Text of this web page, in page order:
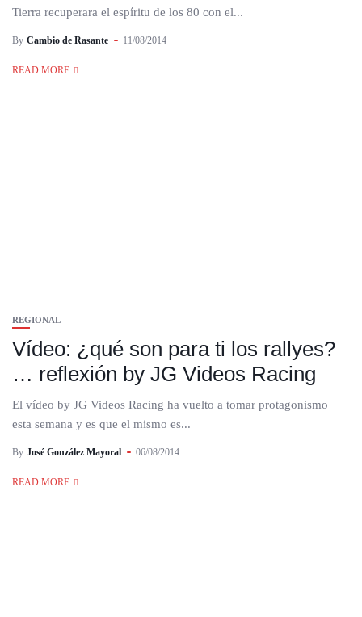
Tierra recuperara el espíritu de los 80 con el...
By Cambio de Rasante 11/08/2014
READ MORE
REGIONAL
Vídeo: ¿qué son para ti los rallyes?
… reflexión by JG Videos Racing
El vídeo by JG Videos Racing ha vuelto a tomar protagonismo
esta semana y es que el mismo es...
By José González Mayoral 06/08/2014
READ MORE